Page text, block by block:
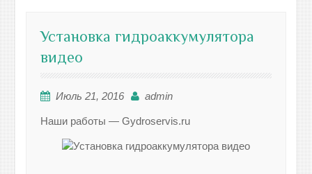
Установка гидроаккумулятора
видео
Июль 21, 2016 admin
Наши работы — Gydroservis.ru